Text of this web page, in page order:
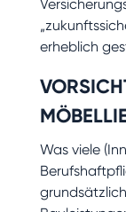
erheblich
Was viele